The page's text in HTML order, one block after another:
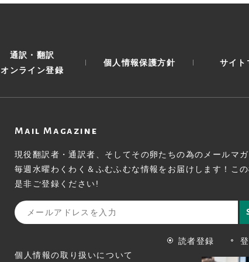
通訳・翻訳
オンライン登録
個人情報保護方針 サイト
Mail Magazine
現役翻訳者・通訳者、そしてその卵たちの為のメールマガ
毎週水曜わくわく＆ふむふむな情報をお届けします！こ
是非ご登録ください!
読者登録
個人情報の取り扱いについて